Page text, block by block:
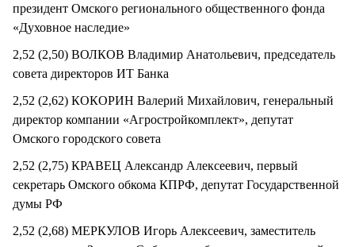
президент Омского регионального общественного фонда
«Духовное наследие»
2,52 (2,50) ВОЛКОВ Владимир Анатольевич, председатель
совета директоров ИТ Банка
2,52 (2,62) КОКОРИН Валерий Михайлович, генеральный
директор компании «Агростройкомплект», депутат
Омского городского совета
2,52 (2,75) КРАВЕЦ Александр Алексеевич, первый
секретарь Омского обкома КПРФ, депутат Государственной
думы РФ
2,52 (2,68) МЕРКУЛОВ Игорь Алексеевич, заместитель